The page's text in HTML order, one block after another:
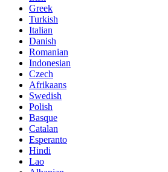
Greek
Turkish
Italian
Danish
Romanian
Indonesian
Czech
Afrikaans
Swedish
Polish
Basque
Catalan
Esperanto
Hindi
Lao